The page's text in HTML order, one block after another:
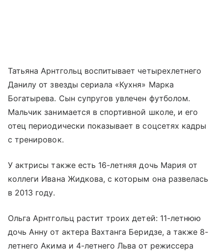
Татьяна Арнтгольц воспитывает четырехлетнего
Данилу от звезды сериала «Кухня» Марка
Богатырева. Сын супругов увлечен футболом.
Мальчик занимается в спортивной школе, и его
отец периодически показывает в соцсетях кадры
с тренировок.
У актрисы также есть 16-летняя дочь Мария от
коллеги Ивана Жидкова, с которым она развелась
в 2013 году.
Ольга Арнтгольц растит троих детей: 11-летнюю
дочь Анну от актера Вахтанга Беридзе, а также 8-
летнего Акима и 4-летнего Льва от режиссера